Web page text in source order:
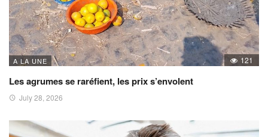
A LA UNE 121
Les agrumes se raréfient, les prix s’envolent
July 28, 2026